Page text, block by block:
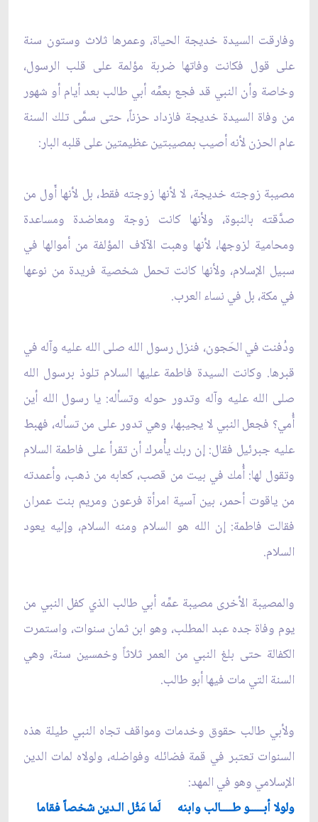
وفارقت السيدة خديجة الحياة، وعمرها ثلاث وستون سنة
على قول فكانت وفاتها ضربة مؤلمة على قلب الرسول،
وخاصة وأن النبي قد فجع بعمِّه أبي طالب بعد أيام أو شهور
من وفاة السيدة خديجة فازداد حزناً، حتى سمَّى تلك السنة
عام الحزن لأنه أصيب بمصيبتين عظيمتين على قلبه البار:
مصيبة زوجته خديجة، لا لأنها زوجته فقط، بل لأنها أَول من
صدَّقته بالنبوة، ولأنها كانت زوجة ومعاضدة ومساعدة
ومحامية لزوجها، لأنها وهبت الآلاف المؤلفة من أموالها في
سبيل الإسلام، ولأنها كانت تحمل شخصية فريدة من نوعها
في مكة، بل في نساء العرب.
ودُفنت في الحَجون، فنزل رسول الله صلى الله عليه وآله في
قبرها. وكانت السيدة فاطمة عليها السلام تلوذ برسول الله
صلى الله عليه وآله وتدور حوله وتسأله: يا رسول الله أين
أُمي؟ فجعل النبي لا يجيبها، وهي تدور على من تسأله، فهبط
عليه جبرئيل فقال: إن ربك يأْمرك أن تقرأ على فاطمة السلام
وتقول لها: أُمك في بيت من قصب، كعابه من ذهب، وأعمدته
من ياقوت أحمر، بين آسية امرأة فرعون ومريم بنت عمران
فقالت فاطمة: إن الله هو السلام ومنه السلام، وإليه يعود
السلام.
والمصيبة الأخرى مصيبة عمِّه أبي طالب الذي كفل النبي من
يوم وفاة جده عبد المطلب، وهو ابن ثمان سنوات، واستمرت
الكفالة حتى بلغ النبي من العمر ثلاثاً وخمسين سنة، وهي
السنة التي مات فيها أبو طالب.
ولأبي طالب حقوق وخدمات ومواقف تجاه النبي طيلة هذه
السنوات تعتبر في قمة فضائله وفواضله، ولولاه لمات الدين
الإسلامي وهو في المهد:
ولولا أبـــــو طــــالب وابنه لَما مَثُل الـدين شخصاً فقاما